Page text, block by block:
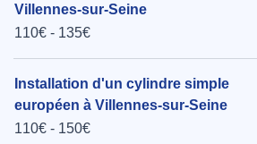
Villennes-sur-Seine
110€ - 135€
Installation d'un cylindre simple
européen à Villennes-sur-Seine
110€ - 150€